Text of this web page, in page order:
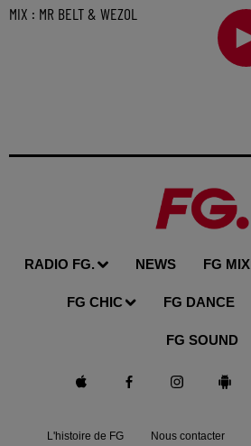
MIX : MR BELT & WEZOL
RADIO FG. NEWS FG MIX
FG CHIC FG DANCE
FG SOUND
L'histoire de FG Nous contacter